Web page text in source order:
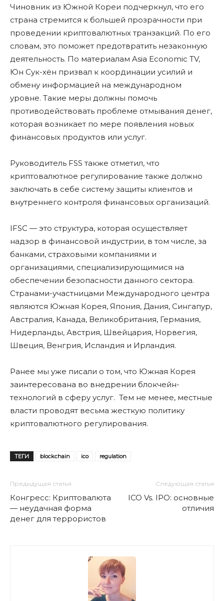
Чиновник из Южной Кореи подчеркнул, что его
страна стремится к большей прозрачности при
проведении криптовалютных транзакций. По его
словам, это поможет предотвратить незаконную
деятельность. По материалам Asia Economic TV,
Юн Сук-хён призвал к координации усилий и
обмену информацией на международном
уровне. Такие меры должны помочь
противодействовать проблеме отмывания денег,
которая возникает по мере появления новых
финансовых продуктов или услуг.
Руководитель FSS также отметил, что
криптовалютное регулирование также должно
заключать в себе систему защиты клиентов и
внутреннего контроля финансовых организаций.
IFSC — это структура, которая осуществляет
надзор в финансовой индустрии, в том числе, за
банками, страховыми компаниями и
организациями, специализирующимися на
обеспечении безопасности данного сектора.
Странами-участницами Международного центра
являются Южная Корея, Япония, Дания, Сингапур,
Австралия, Канада, Великобритания, Германия,
Нидерланды, Австрия, Швейцария, Норвегия,
Швеция, Венгрия, Исландия и Ирландия.
Ранее мы уже писали о том, что Южная Корея
заинтересована во внедрении блокчейн-
технологий в сферу услуг. Тем не менее, местные
власти проводят весьма жесткую политику
криптовалютного регулирования.
ТЕГИ blockchain ico regulation
Предыдущая статья
Конгресс: Криптовалюта
— неудачная форма
денег для террористов
Следующая статья
ICO Vs. IPO: основные
отличия